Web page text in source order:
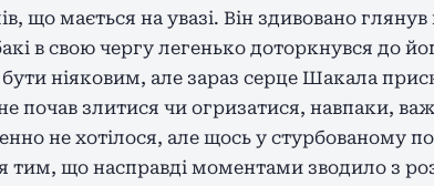
що мається на увазі. Він здивовано
в свою чергу легенько доторкнувся до
ніяковим, але зараз серце Шакала
почав злитися чи огризатися, навпаки,
не хотілося, але щось у стурбованому
тим, що насправді моментами зводило з